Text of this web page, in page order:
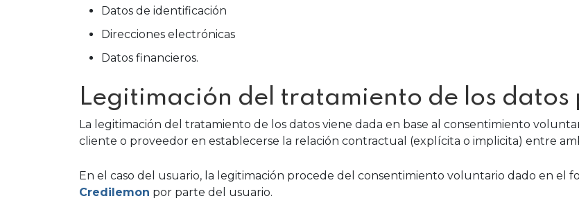
Datos de identificación
Direcciones electrónicas
Datos financieros.
Legitimación del tratamiento de los datos
La legitimación del tratamiento de los datos viene dada en base al consentimiento
cliente o proveedor en establecerse la relación contractual (explícita o implicita) entre
En el caso del usuario, la legitimación procede del consentimiento voluntario dado en el
Credilemon por parte del usuario.